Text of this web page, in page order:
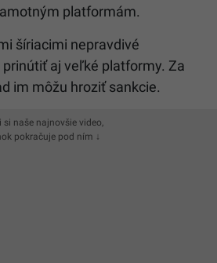
platformám.
šíriacimi nepravdivé
aj veľké platformy. Za
im môžu hroziť sankcie.
si naše najnovšie video,
pokračuje pod ním ↓